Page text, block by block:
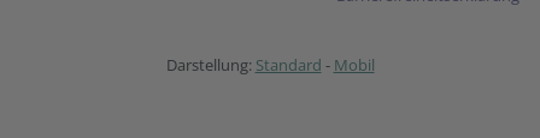
Darstellung: Standard - Mobil